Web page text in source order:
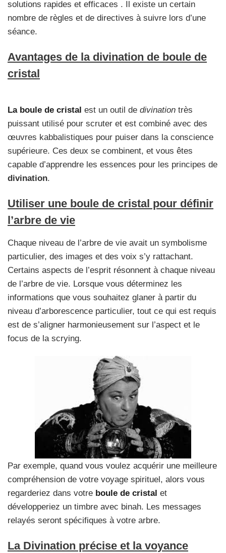
solutions rapides et efficaces . Il existe un certain
nombre de règles et de directives à suivre lors d’une
séance.
Avantages de la divination de boule de
cristal
La boule de cristal est un outil de divination très
puissant utilisé pour scruter et est combiné avec des
œuvres kabbalistiques pour puiser dans la conscience
supérieure. Ces deux se combinent, et vous êtes
capable d’apprendre les essences pour les principes de
divination.
Utiliser une boule de cristal pour définir
l’arbre de vie
Chaque niveau de l’arbre de vie avait un symbolisme
particulier, des images et des voix s’y rattachant.
Certains aspects de l’esprit résonnent à chaque niveau
de l’arbre de vie. Lorsque vous déterminez les
informations que vous souhaitez glaner à partir du
niveau d’arborescence particulier, tout ce qui est requis
est de s’aligner harmonieusement sur l’aspect et le
focus de la scrying.
Par exemple, quand vous voulez acquérir une meilleure
compréhension de votre voyage spirituel, alors vous
regarderiez dans votre boule de cristal et
développeriez un timbre avec binah. Les messages
relayés seront spécifiques à votre arbre.
La Divination précise et la voyance